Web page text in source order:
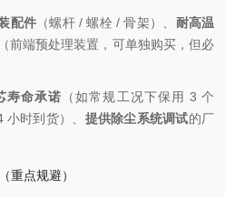
配件 （螺杆 / 螺栓 / 骨架）、 耐高温
前端预处理装置，可单独购买，但必
寿命承诺 （如常规工况下保用 3 个
小时到货）、 提供除尘系统调试的厂
重点规避）